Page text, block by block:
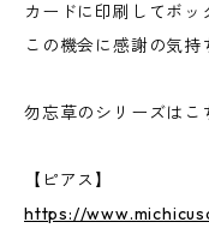
カードに印刷してボッ
この機会に感謝の気持
勿忘草のシリーズはこ
【ピアス】
https://